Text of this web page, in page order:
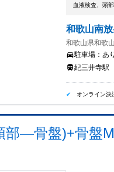
血液検査、頭
和歌山南
和歌山県和歌
駐車場：あり
紀三井寺駅
オンライン決
部―骨盤)+骨盤